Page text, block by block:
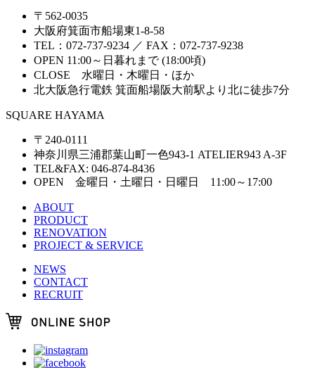
〒562-0035
大阪府箕面市船場東1-8-58
TEL：072-737-9234 ／ FAX：072-737-9238
OPEN 11:00～日暮れまで (18:00頃)
CLOSE 水曜日・木曜日・ほか
北大阪急行電鉄 箕面船場阪大前駅より北に徒歩7分
SQUARE HAYAMA
〒240-0111
神奈川県三浦郡葉山町一色943-1 ATELIER943 A-3F
TEL&FAX: 046-874-8436
OPEN 金曜日・土曜日・日曜日 11:00～17:00
ABOUT
PRODUCT
RENOVATION
PROJECT & SERVICE
NEWS
CONTACT
RECRUIT